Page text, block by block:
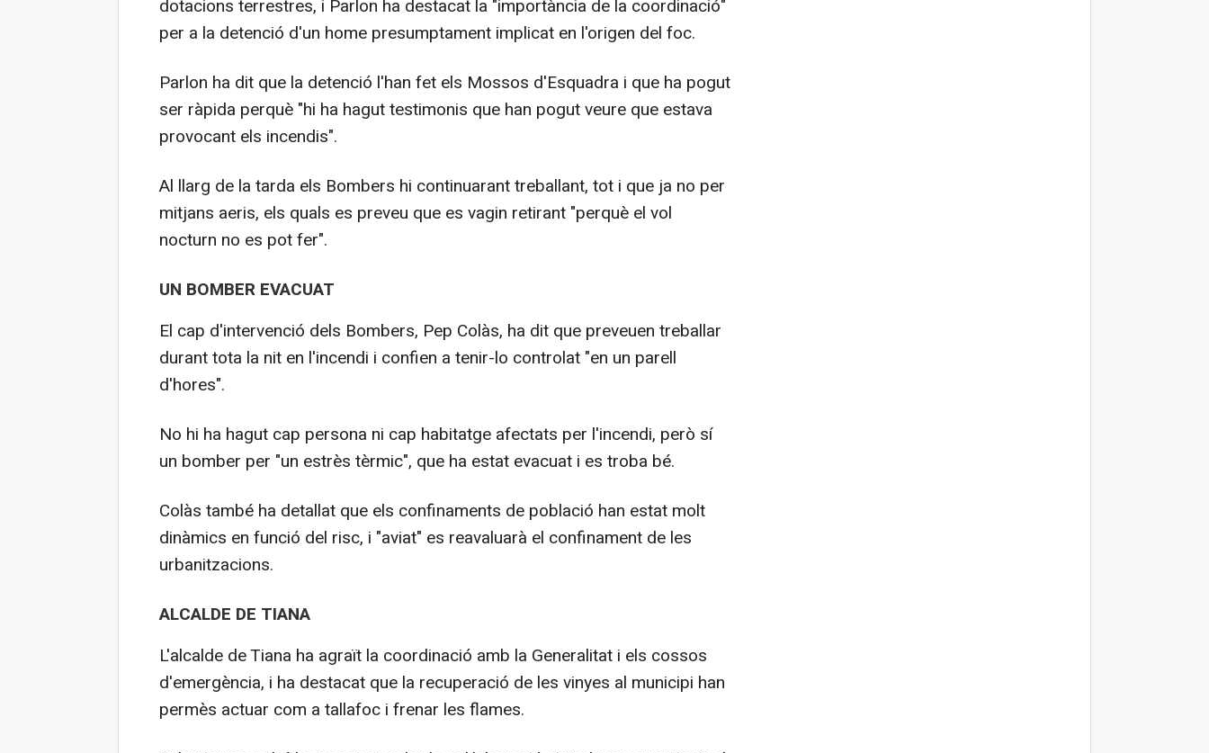
dotacions terrestres, i Parlon ha destacat la "importància de la coordinació"
per a la detenció d'un home presumptament implicat en l'origen del foc.
Parlon ha dit que la detenció l'han fet els Mossos d'Esquadra i que ha pogut
ser ràpida perquè "hi ha hagut testimonis que han pogut veure que estava
provocant els incendis".
Al llarg de la tarda els Bombers hi continuarant treballant, tot i que ja no per
mitjans aeris, els quals es preveu que es vagin retirant "perquè el vol
nocturn no es pot fer".
UN BOMBER EVACUAT
El cap d'intervenció dels Bombers, Pep Colàs, ha dit que preveuen treballar
durant tota la nit en l'incendi i confien a tenir-lo controlat "en un parell
d'hores".
No hi ha hagut cap persona ni cap habitatge afectats per l'incendi, però sí
un bomber per "un estrès tèrmic", que ha estat evacuat i es troba bé.
Colàs també ha detallat que els confinaments de població han estat molt
dinàmics en funció del risc, i "aviat" es reavaluarà el confinament de les
urbanitzacions.
ALCALDE DE TIANA
L'alcalde de Tiana ha agraït la coordinació amb la Generalitat i els cossos
d'emergència, i ha destacat que la recuperació de les vinyes al municipi han
permès actuar com a tallafoc i frenar les flames.